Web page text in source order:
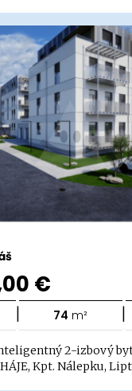
€
| 74 m² |
2-izbový byt
Kpt. Nálepku,